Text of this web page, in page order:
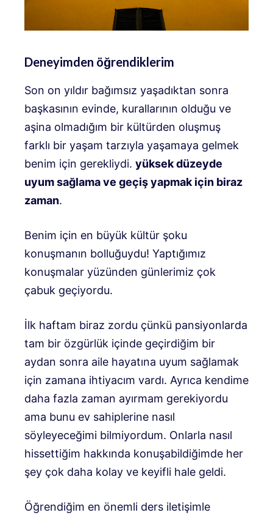
Deneyimden öğrendiklerim
Son on yıldır bağımsız yaşadıktan sonra
başkasının evinde, kurallarının olduğu ve
aşina olmadığım bir kültürden oluşmuş
farklı bir yaşam tarzıyla yaşamaya gelmek
benim için gerekliydi. yüksek düzeyde
uyum sağlama ve geçiş yapmak için biraz
zaman.
Benim için en büyük kültür şoku
konuşmanın bolluğuydu! Yaptığımız
konuşmalar yüzünden günlerimiz çok
çabuk geçiyordu.
İlk haftam biraz zordu çünkü pansiyonlarda
tam bir özgürlük içinde geçirdiğim bir
aydan sonra aile hayatına uyum sağlamak
için zamana ihtiyacım vardı. Ayrıca kendime
daha fazla zaman ayırmam gerekiyordu
ama bunu ev sahiplerine nasıl
söyleyeceğimi bilmiyordum. Onlarla nasıl
hissettiğim hakkında konuşabildiğimde her
şey çok daha kolay ve keyifli hale geldi.
Öğrendiğim en önemli ders iletişimle